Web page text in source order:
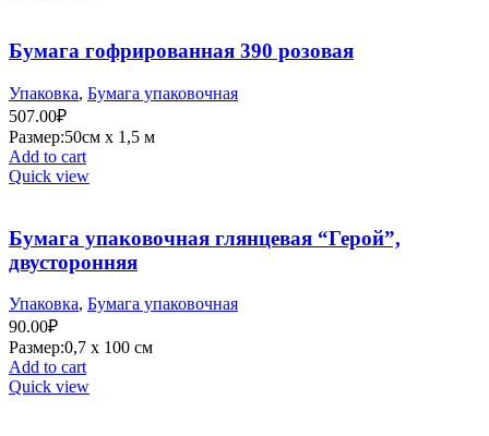
Бумага гофрированная 390 розовая
Упаковка, Бумага упаковочная
507.00₽
Размер:50см х 1,5 м
Add to cart
Quick view
Бумага упаковочная глянцевая “Герой”,
двусторонняя
Упаковка, Бумага упаковочная
90.00₽
Размер:0,7 х 100 см
Add to cart
Quick view